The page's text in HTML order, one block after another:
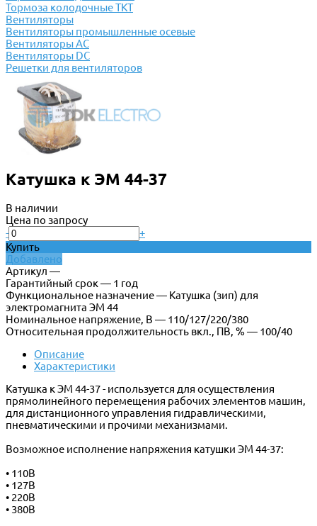
Тормоза колодочные ТКТ
Вентиляторы
Вентиляторы промышленные осевые
Вентиляторы АС
Вентиляторы DC
Решетки для вентиляторов
Катушка к ЭМ 44-37
В наличии
Цена по запросу
-
+
Купить
Добавлено
Артикул —
Гарантийный срок — 1 год
Функциональное назначение — Катушка (зип) для
электромагнита ЭМ 44
Номинальное напряжение, В — 110/127/220/380
Относительная продолжительность вкл., ПВ, % — 100/40
Описание
Характеристики
Катушка к ЭМ 44-37 - используется для осуществления
прямолинейного перемещения рабочих элементов машин,
для дистанционного управления гидравлическими,
пневматическими и прочими механизмами.
Возможное исполнение напряжения катушки ЭМ 44-37:
• 110В
• 127В
• 220В
• 380В